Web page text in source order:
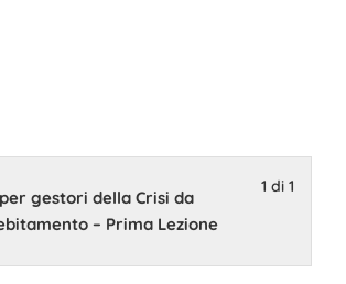
2022 - 31
1 di 1
gestori della Crisi da
– Prima Lezione